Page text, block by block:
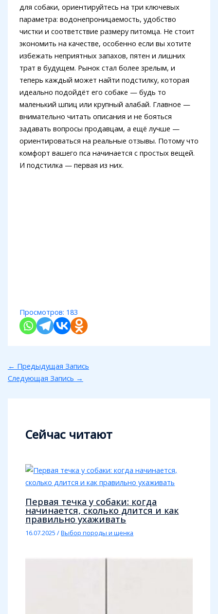
для собаки, ориентируйтесь на три ключевых
параметра: водонепроницаемость, удобство
чистки и соответствие размеру питомца. Не стоит
экономить на качестве, особенно если вы хотите
избежать неприятных запахов, пятен и лишних
трат в будущем. Рынок стал более зрелым, и
теперь каждый может найти подстилку, которая
идеально подойдёт его собаке — будь то
маленький шпиц или крупный алабай. Главное —
внимательно читать описания и не бояться
задавать вопросы продавцам, а ещё лучше —
ориентироваться на реальные отзывы. Потому что
комфорт вашего пса начинается с простых вещей.
И подстилка — первая из них.
Просмотров: 183
← Предыдущая Запись
Следующая Запись →
Сейчас читают
Первая течка у собаки: когда
начинается, сколько длится и как
правильно ухаживать
16.07.2025/Выбор породы и щенка